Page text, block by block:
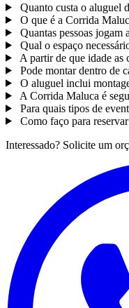
Quanto custa o aluguel
O que é a Corrida
Quantas pessoas jogam
Qual o espaço
A partir de que idade as
Pode montar dentro de
O aluguel inclui
A Corrida Maluca é
Para quais tipos de
Como faço para
Interessado? Solicite um